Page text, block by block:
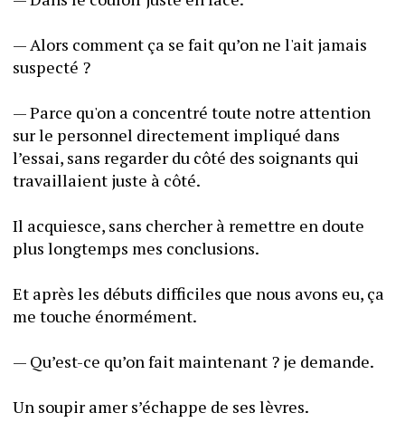
— Alors comment ça se fait qu’on ne l'ait jamais
suspecté ?
— Parce qu'on a concentré toute notre attention
sur le personnel directement impliqué dans
l’essai, sans regarder du côté des soignants qui
travaillaient juste à côté.
Il acquiesce, sans chercher à remettre en doute
plus longtemps mes conclusions.
Et après les débuts difficiles que nous avons eu, ça
Un soupir amer s’échappe de ses lèvres.